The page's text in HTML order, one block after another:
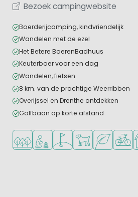
Bezoek campingwebsite
Boerderijcamping, kindvriendelijk
Wandelen met de ezel
Het Betere BoerenBadhuus
Keuterboer voor een dag
Wandelen, fietsen
8 km. van de prachtige Weerribben
Overijssel en Drenthe ontdekken
Golfbaan op korte afstand
Ligt in een bosrijke omgeving
Aanbevolen voor jonge
Golfbaan in de buurt
Huisdieren
Groene